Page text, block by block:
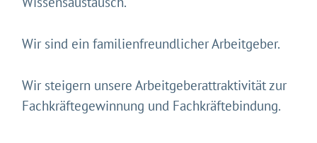
Wir sind ein familienfreundlicher Arbeitgeber.
Wir steigern unsere Arbeitgeberattraktivität zur
Fachkräftegewinnung und Fachkräftebindung.